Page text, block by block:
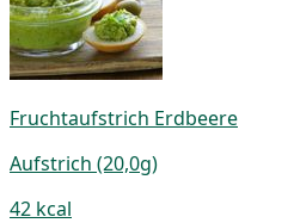
Fruchtaufstrich Erdbeere
Aufstrich (20,0g)
42 kcal